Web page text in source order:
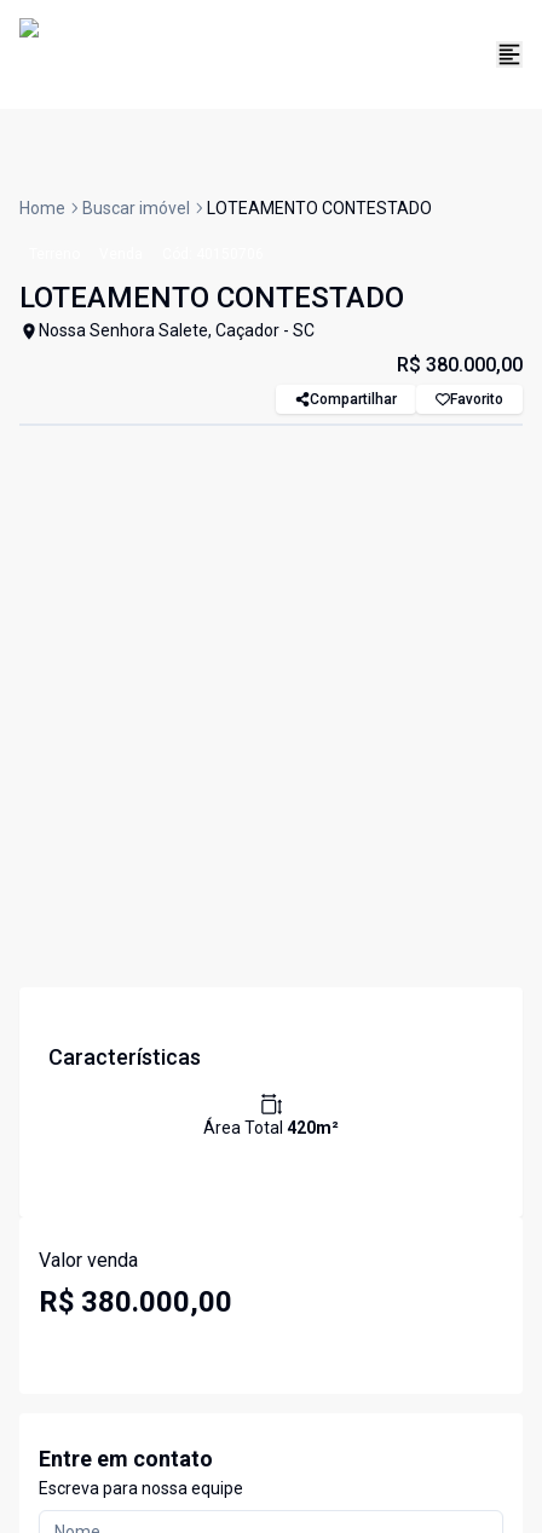
Home Buscar imóvel LOTEAMENTO CONTESTADO
LOTEAMENTO CONTESTADO
Nossa Senhora Salete, Caçador - SC
R$ 380.000,00
Compartilhar Favorito
Características
Área Total 420m²
Valor venda
R$ 380.000,00
Entre em contato
Escreva para nossa equipe